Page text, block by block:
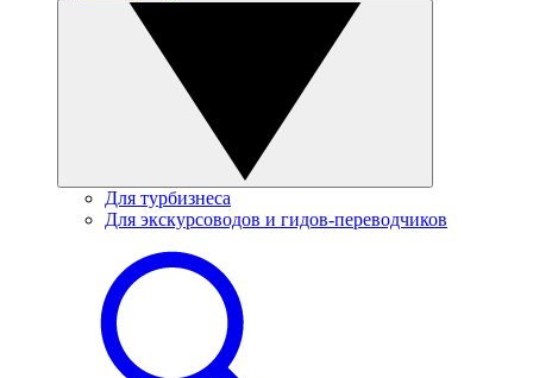
Для турбизнеса
Для экскурсоводов и гидов-переводчиков